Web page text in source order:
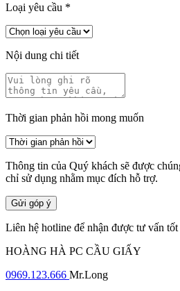
Loại yêu cầu *
Nội dung chi tiết
Thời gian phản hồi mong muốn
Thông tin của Quý khách sẽ được
chỉ sử dụng nhằm mục đích hỗ trợ.
Gửi góp ý
Liên hệ hotline để nhận được tư vấn tốt
HOÀNG HÀ PC CẦU GIẤY
0969.123.666 Mr.Long